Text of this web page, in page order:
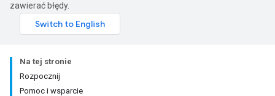
zawierać błędy.
Na tej stronie
Rozpocznij
Pomoc i wsparcie